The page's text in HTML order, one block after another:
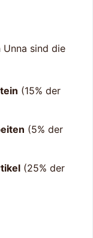
Unna sind die
(15% der
(5% der
(25% der